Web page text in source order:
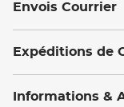
Envois Courrier
Expéditions de
Informations &